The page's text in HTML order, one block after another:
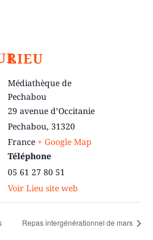
LIEU
Médiathèque de
Pechabou
29 avenue d’Occitanie
Pechabou, 31320
France + Google Map
Téléphone
05 61 27 80 51
Voir Lieu site web
Repas intergénérationnel de mars